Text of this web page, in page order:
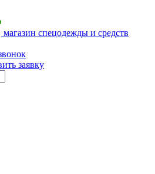
магазин спецодежды и средств
заявку